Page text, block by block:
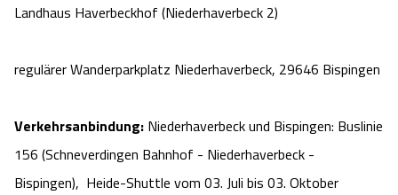
Landhaus Haverbeckhof (Niederhaverbeck 2)
regulärer Wanderparkplatz Niederhaverbeck, 29646 Bispingen
Verkehrsanbindung: Niederhaverbeck und Bispingen: Buslinie
156 (Schneverdingen Bahnhof - Niederhaverbeck -
Bispingen), Heide-Shuttle vom 03. Juli bis 03. Oktober